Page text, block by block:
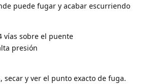
puede fugar y acabar escurriendo
vías sobre el puente
presión
secar y ver el punto exacto de fuga.